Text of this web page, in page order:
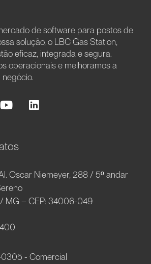
de software para postos de
solução, o LBC Gas Station,
eficaz, integrada e segura.
operacionais e melhoramos a
Oscar Niemeyer, 288 / 5º andar
MG – CEP: 34006-049
- Comercial